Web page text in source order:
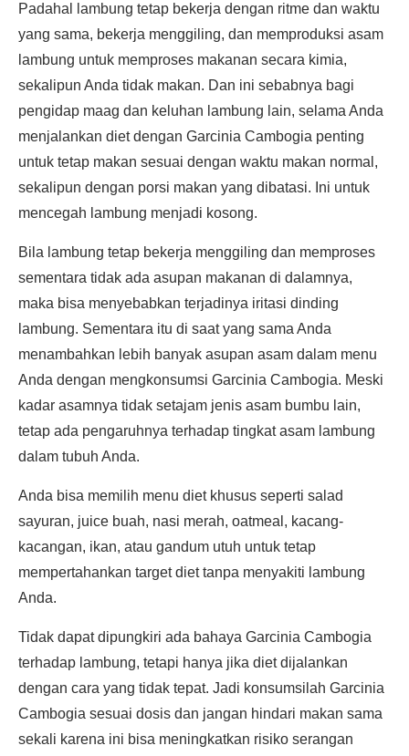
Padahal lambung tetap bekerja dengan ritme dan waktu
yang sama, bekerja menggiling, dan memproduksi asam
lambung untuk memproses makanan secara kimia,
sekalipun Anda tidak makan. Dan ini sebabnya bagi
pengidap maag dan keluhan lambung lain, selama Anda
menjalankan diet dengan Garcinia Cambogia penting
untuk tetap makan sesuai dengan waktu makan normal,
sekalipun dengan porsi makan yang dibatasi. Ini untuk
mencegah lambung menjadi kosong.
Bila lambung tetap bekerja menggiling dan memproses
sementara tidak ada asupan makanan di dalamnya,
maka bisa menyebabkan terjadinya iritasi dinding
lambung. Sementara itu di saat yang sama Anda
menambahkan lebih banyak asupan asam dalam menu
Anda dengan mengkonsumsi Garcinia Cambogia. Meski
kadar asamnya tidak setajam jenis asam bumbu lain,
tetap ada pengaruhnya terhadap tingkat asam lambung
dalam tubuh Anda.
Anda bisa memilih menu diet khusus seperti salad
sayuran, juice buah, nasi merah, oatmeal, kacang-
kacangan, ikan, atau gandum utuh untuk tetap
mempertahankan target diet tanpa menyakiti lambung
Anda.
Tidak dapat dipungkiri ada bahaya Garcinia Cambogia
terhadap lambung, tetapi hanya jika diet dijalankan
dengan cara yang tidak tepat. Jadi konsumsilah Garcinia
Cambogia sesuai dosis dan jangan hindari makan sama
sekali karena ini bisa meningkatkan risiko serangan